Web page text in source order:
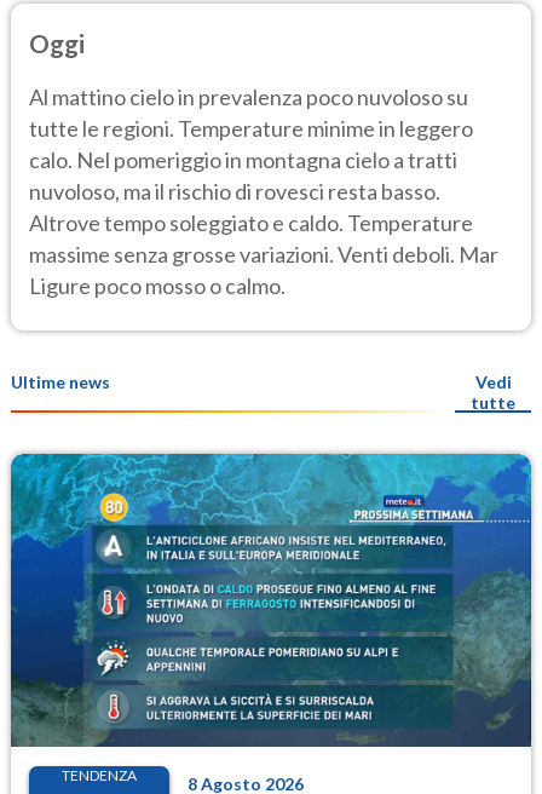
Oggi
Al mattino cielo in prevalenza poco nuvoloso su
tutte le regioni. Temperature minime in leggero
calo. Nel pomeriggio in montagna cielo a tratti
nuvoloso, ma il rischio di rovesci resta basso.
Altrove tempo soleggiato e caldo. Temperature
massime senza grosse variazioni. Venti deboli. Mar
Ligure poco mosso o calmo.
Ultime news
Vedi
tutte
TENDENZA 8 Agosto 2026